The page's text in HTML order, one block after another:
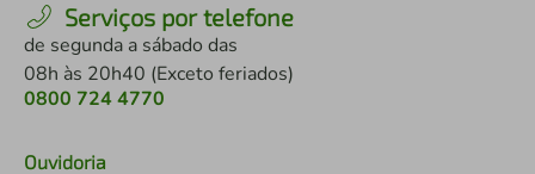
Serviços por telefone
de segunda a sábado das
08h às 20h40 (Exceto feriados)
0800 724 4770
Ouvidoria